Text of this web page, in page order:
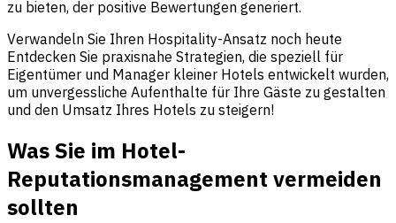
zu bieten, der positive Bewertungen generiert.
Verwandeln Sie Ihren Hospitality-Ansatz noch heute
Entdecken Sie praxisnahe Strategien, die speziell für
Eigentümer und Manager kleiner Hotels entwickelt wurden,
um unvergessliche Aufenthalte für Ihre Gäste zu gestalten
und den Umsatz Ihres Hotels zu steigern!
Was Sie im Hotel-
Reputationsmanagement vermeiden
sollten